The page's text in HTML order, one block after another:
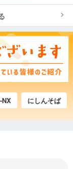
にしんそば アー